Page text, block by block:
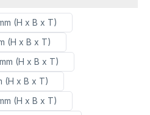
(H x B x T)
(H x B x T)
(H x B x T)
(H x B x T)
(H x B x T)